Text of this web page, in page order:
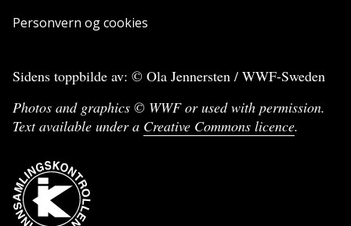
Personvern og cookies
Sidens toppbilde av: © Ola Jennersten / WWF-Sweden
Photos and graphics © WWF or used with permission.
Text available under a Creative Commons licence.